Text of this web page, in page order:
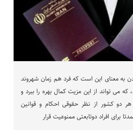
به معنای این است که فرد هم زمان شهروند
می تواند از این مزیت کمال بهره را ببرد و
هر دو کشور از نظر حقوقی احکام و قوانین
برای افراد دوتابعتی ممنوعیت قرار